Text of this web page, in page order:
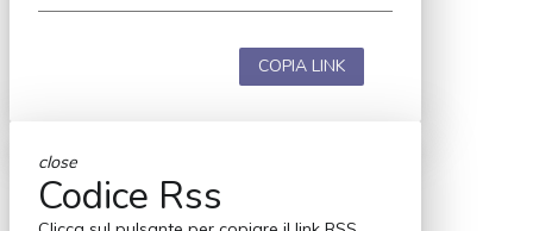
COPIA LINK
close
Codice Rss